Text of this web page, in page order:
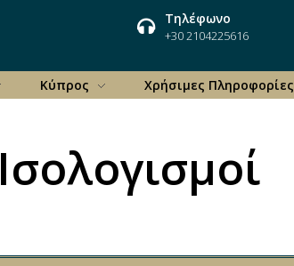
Τηλέφωνο
+30 2104225616
Κύπρος Χρήσιμες Πληροφορίες
Ισολογισμοί